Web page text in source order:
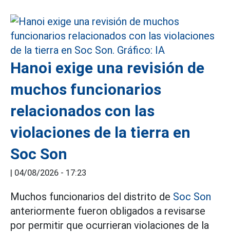
Hanoi exige una revisión de
muchos funcionarios
relacionados con las
violaciones de la tierra en
Soc Son
04/08/2026 - 17:23
Muchos funcionarios del distrito de Soc Son
anteriormente fueron obligados a revisarse
por permitir que ocurrieran violaciones de la